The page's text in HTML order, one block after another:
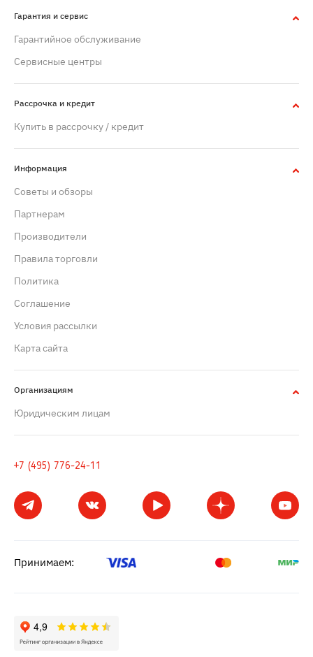
Гарантия и сервис
Гарантийное обслуживание
Сервисные центры
Рассрочка и кредит
Купить в рассрочку / кредит
Информация
Советы и обзоры
Партнерам
Производители
Правила торговли
Политика
Cоглашение
Условия рассылки
Карта сайта
Организациям
Юридическим лицам
+7 (495) 776-24-11
Принимаем: